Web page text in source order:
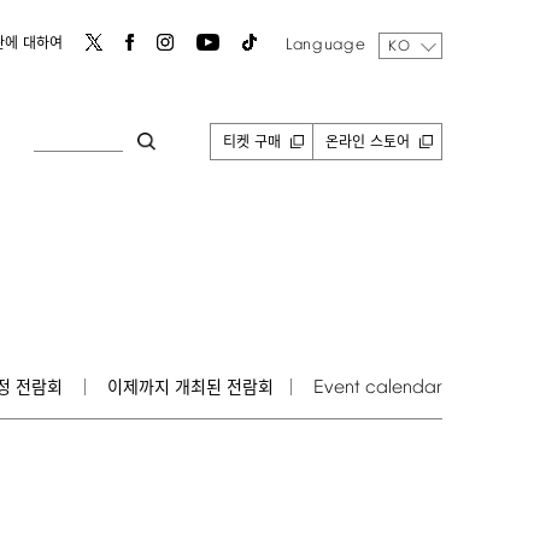
대하여 Language KO
티켓 구매 온라인 스토어
전람회 이제까지 개최된 전람회 Event calendar